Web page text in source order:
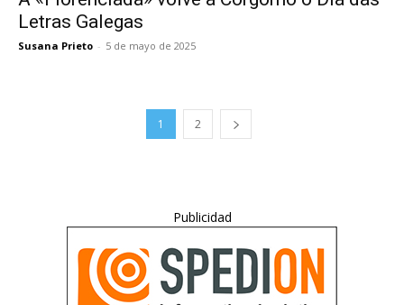
Letras Galegas
Susana Prieto - 5 de mayo de 2025
1 2
Publicidad